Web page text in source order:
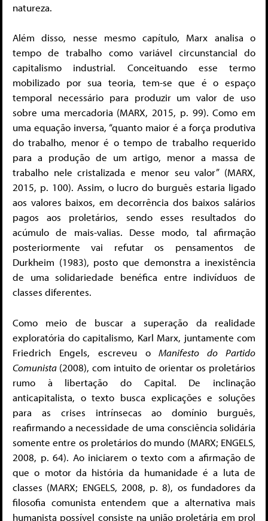
natureza.
Além disso, nesse mesmo capítulo, Marx analisa o
tempo de trabalho como variável circunstancial do
capitalismo industrial. Conceituando esse termo
mobilizado por sua teoria, tem-se que é o espaço
temporal necessário para produzir um valor de uso
sobre uma mercadoria (MARX, 2015, p. 99). Como em
uma equação inversa, “quanto maior é a força produtiva
do trabalho, menor é o tempo de trabalho requerido
para a produção de um artigo, menor a massa de
trabalho nele cristalizada e menor seu valor” (MARX,
2015, p. 100). Assim, o lucro do burguês estaria ligado
aos valores baixos, em decorrência dos baixos salários
pagos aos proletários, sendo esses resultados do
acúmulo de mais-valias. Desse modo, tal afirmação
posteriormente vai refutar os pensamentos de
Durkheim (1983), posto que demonstra a inexistência
de uma solidariedade benéfica entre indivíduos de
classes diferentes.
Como meio de buscar a superação da realidade
exploratória do capitalismo, Karl Marx, juntamente com
Friedrich Engels, escreveu oManifesto do Partido
Comunista (2008), com intuito de orientar os proletários
rumo à libertação do Capital. De inclinação
anticapitalista, o texto busca explicações e soluções
para as crises intrínsecas ao domínio burguês,
reafirmando a necessidade de uma consciência solidária
somente entre os proletários do mundo (MARX; ENGELS,
2008, p. 64). Ao iniciarem o texto com a afirmação de
que o motor da história da humanidade é a luta de
classes (MARX; ENGELS, 2008, p. 8), os fundadores da
filosofia comunista entendem que a alternativa mais
humanista possível consiste na união proletária em prol